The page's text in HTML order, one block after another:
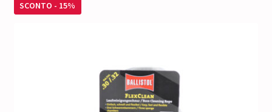
SCONTO - 15%